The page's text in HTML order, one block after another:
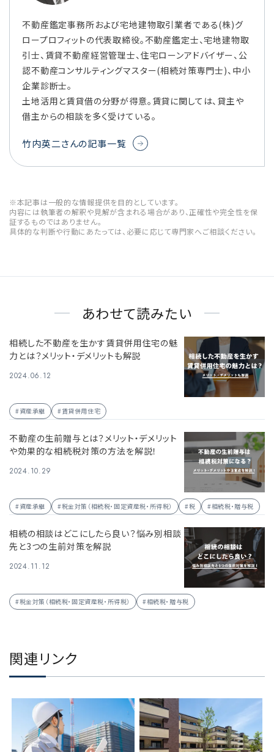
不動産鑑定事務所および宅地建物取引業者である(株)グ
ロープロフィットの代表取締役。不動産鑑定士、宅地建物取
引士、賃貸不動産経営管理士、住宅ローンアドバイザー、公
認不動産コンサルティングマスター(相続対策専門士)、中小
企業診断士。
土地活用と賃貸借の分野が得意。賃貸に関しては、貸主や
借主からの相談を多く受けている。
竹内英二さんの記事一覧
※本記事は一般的な情報提供を目的としています。
内容には執筆者の解釈や見解が含まれる場合があり、正確性や完全性を保
証するものではありません。
具体的な判断や行動にあたっては、必要に応じて専門家へご相談ください。
あわせて読みたい
相続した不動産を生かす賃貸併用住宅の魅
力とは？メリット・デメリットも解説
2024.06.12
#資産承継 #賃貸併用住宅
不動産の生前贈与とは？メリット・デメリット
や効果的な相続税対策の方法を解説！
2024.10.29
#資産承継 #税金対策（相続税・固定資産税・所得税） #税 #相続税・贈与税
相続の相談はどこにしたら良い？悩み別相談
先と3つの生前対策を解説
2024.11.12
#税金対策（相続税・固定資産税・所得税） #相続税・贈与税
関連リンク